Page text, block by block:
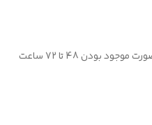
زمان ساخت 2تا3 هفته‌ی کاریه اما در صورت موجود بودن 48 تا 72 ساعت